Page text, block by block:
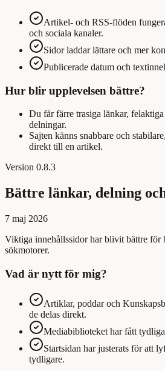
Artikel- och RSS-flöden
och sociala kanaler.
Sidor laddar lättare och mer
Publicerade datum och
Hur blir upplevelsen bättre?
Du får färre trasiga länkar,
delningar.
Sajten känns snabbare och
direkt till en artikel.
Version 0.8.3
Bättre länkar, delning
7 maj 2026
Viktiga innehållssidor har blivit bättre för
sökmotorer.
Vad är nytt för mig?
Artiklar, poddar och
de delas direkt.
Mediabiblioteket har fått
Startsidan har justerats för att
tydligare.